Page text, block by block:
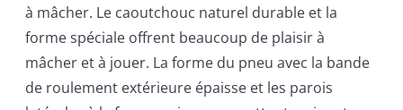
à mâcher. Le caoutchouc naturel durable et la
forme spéciale offrent beaucoup de plaisir à
mâcher et à jouer. La forme du pneu avec la bande
de roulement extérieure épaisse et les parois